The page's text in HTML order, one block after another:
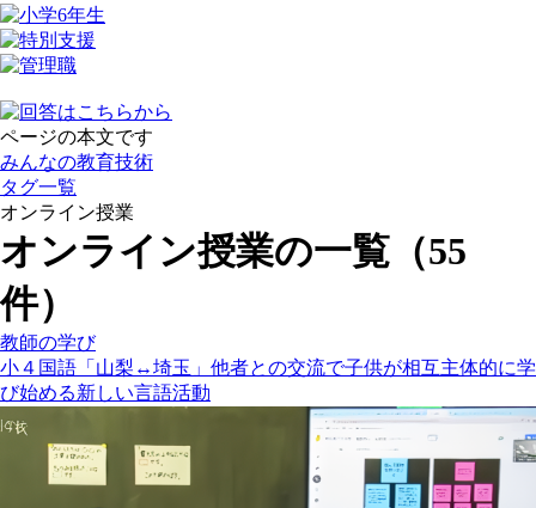
ページの本文です
みんなの教育技術
タグ一覧
オンライン授業
オンライン授業の一覧（55
件）
教師の学び
小４国語「山梨↔埼玉」他者との交流で子供が相互主体的に学
び始める新しい言語活動